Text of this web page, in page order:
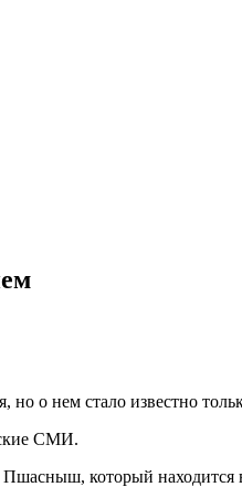
о нем стало известно
СМИ.
Пшасныш, который